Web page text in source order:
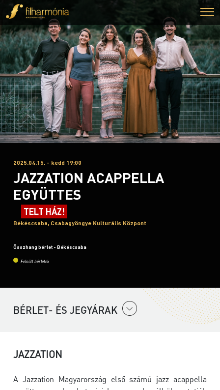
2025.04.15. - kedd 19:00
JAZZATION ACAPPELLA
EGYÜTTES
TELT HÁZ!
Békéscsaba, Csabagyöngye Kulturális Központ
Összhang bérlet - Békéscsaba
Felnőtt bérletek
BÉRLET- ÉS JEGYÁRAK
JAZZATION
A Jazzation Magyarország első számú jazz acappella